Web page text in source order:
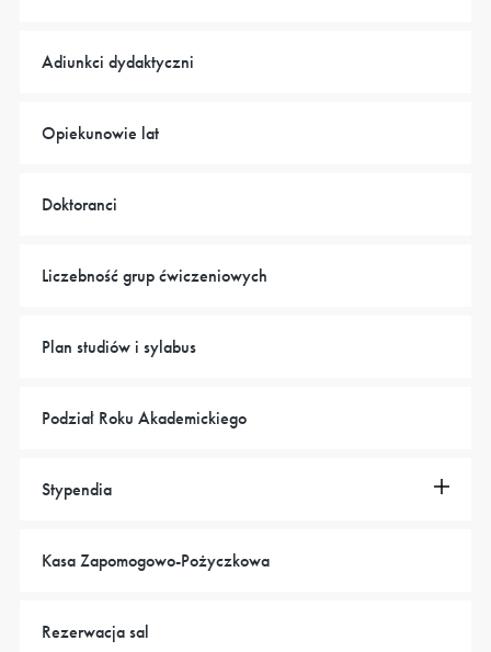
Adiunkci dydaktyczni
Opiekunowie lat
Doktoranci
Liczebność grup ćwiczeniowych
Plan studiów i sylabus
Podział Roku Akademickiego
Stypendia
Kasa Zapomogowo-Pożyczkowa
Rezerwacja sal